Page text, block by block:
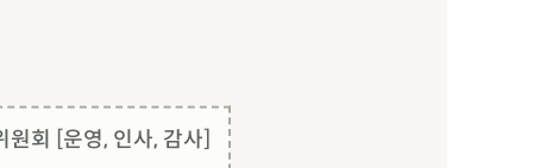
원회 [운영, 인사, 감사]